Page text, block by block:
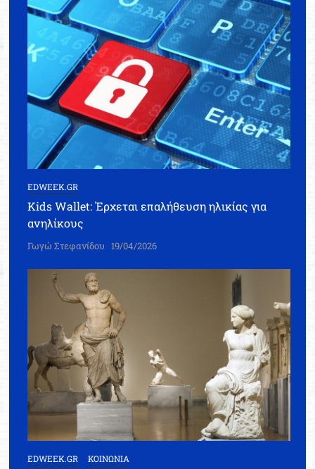
EDWEEK.GR
Kids Wallet: Έρχεται επαλήθευση ηλικίας για
ανηλίκους
Γωγώ Στεφανίδου 19/04/2026
EDWEEK.GR ΚΟΙΝΩΝΙΑ